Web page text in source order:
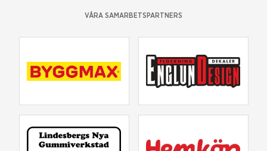
VÅRA SAMARBETSPARTNERS